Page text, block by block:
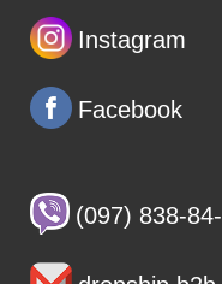
Instagram
Facebook
(097) 838-